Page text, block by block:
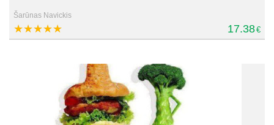
Šarūnas Navickis
17.38€